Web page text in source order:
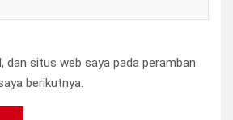
dan situs web saya pada peramban
berikutnya.